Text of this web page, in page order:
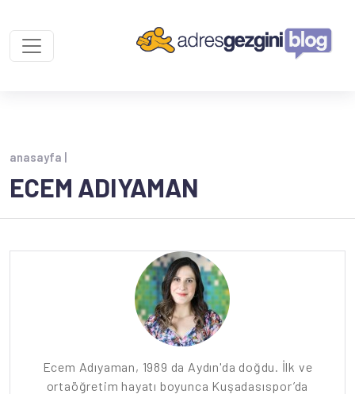
anasayfa |
ECEM ADIYAMAN
Ecem Adıyaman, 1989 da Aydın'da doğdu. İlk ve
ortaöğretim hayatı boyunca Kuşadasıspor’da